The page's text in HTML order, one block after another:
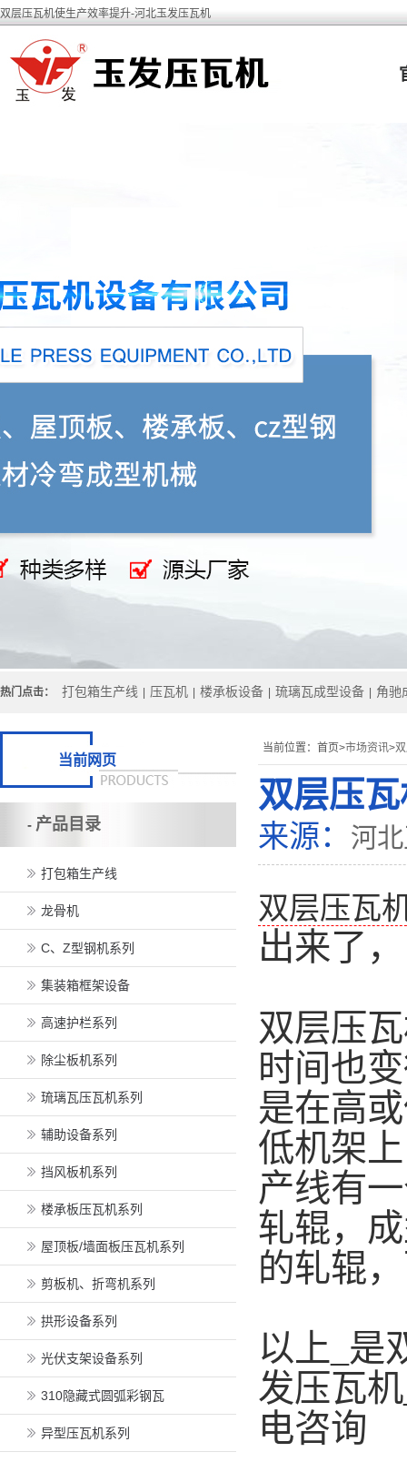
双层压瓦机使生产效率提升-河北玉发压瓦机
热门点击： 打包箱生产线 压瓦机 楼承板设备 琉璃瓦成型设备 角驰
当前位置： 首页>市场资讯>
双层压
来源： 河
双层压瓦
出来了，
双层压
时间也
是在高
低机架
产线有
轧辊，
的轧辊
以上_是
发压瓦
电咨询
当前网页
- 产品目录
打包箱生产线
龙骨机
C、Z型钢机系列
集装箱框架设备
高速护栏系列
除尘板机系列
琉璃瓦压瓦机系列
辅助设备系列
挡风板机系列
楼承板压瓦机系列
屋顶板/墙面板压瓦机系列
剪板机、折弯机系列
拱形设备系列
光伏支架设备系列
310隐藏式圆弧彩钢瓦
异型压瓦机系列